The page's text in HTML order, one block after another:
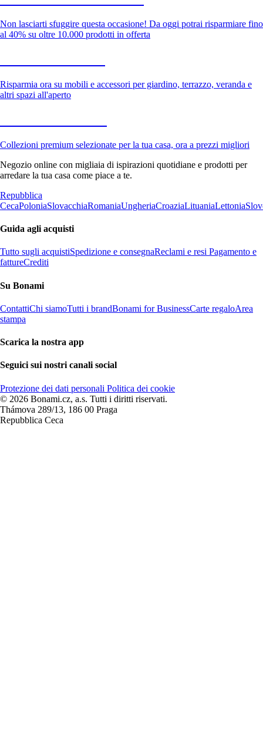
Non lasciarti sfuggire questa occasione! Da oggi potrai risparmiare fino
al 40% su oltre 10.000 prodotti in offerta
Risparmia ora su mobili e accessori per giardino, terrazzo, veranda e
altri spazi all'aperto
Collezioni premium selezionate per la tua casa, ora a prezzi migliori
Negozio online con migliaia di ispirazioni quotidiane e prodotti per
arredare la tua casa come piace a te.
Repubblica
CecaPoloniaSlovacchiaRomaniaUngheriaCroaziaLituaniaLettonia
Guida agli acquisti
Tutto sugli acquistiSpedizione e consegnaReclami e resi Pagamento e
fattureCrediti
Su Bonami
ContattiChi siamoTutti i brandBonami for BusinessCarte regaloArea
stampa
Scarica la nostra app
Seguici sui nostri canali social
Protezione dei dati personali Politica dei cookie
© 2026 Bonami.cz, a.s. Tutti i diritti riservati.
Thámova 289/13, 186 00 Praga
Repubblica Ceca